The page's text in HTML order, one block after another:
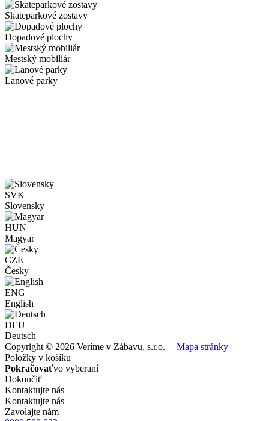
Skateparkové zostavy
Dopadové plochy
Mestský mobiliár
Lanové parky
SVK
Slovensky
HUN
Magyar
CZE
Česky
ENG
English
DEU
Deutsch
Copyright © 2026 Veríme v Zábavu, s.r.o. | Mapa stránky
Položky v košíku
Pokračovaťvo vyberaní
Dokončiť
Kontaktujte nás
Kontaktujte nás
Zavolajte nám